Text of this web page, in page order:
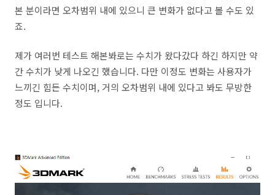
본 분이라면 오차범위 내에 있으니 큰 변화가 없다고 볼 수도 있
죠.
제가 여러번 테스트 해본봐로는 수치가 왔다갔다 하긴 하지만 약
간 수치가 낮게 나오긴 했습니다. 다만 이정도 변화는 사용자가
느끼긴 힘든 수치이며, 거의 오차범위 내에 있다고 봐도 무방한
정도 입니다.